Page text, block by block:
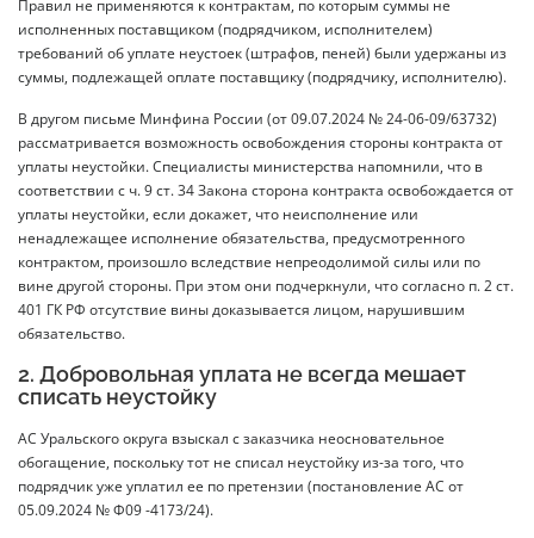
Правил не применяются к контрактам, по которым суммы не
исполненных поставщиком (подрядчиком, исполнителем)
требований об уплате неустоек (штрафов, пеней) были удержаны из
суммы, подлежащей оплате поставщику (подрядчику, исполнителю).
В другом письме Минфина России (от 09.07.2024 № 24-06-09/63732)
рассматривается возможность освобождения стороны контракта от
уплаты неустойки. Специалисты министерства напомнили, что в
соответствии с ч. 9 ст. 34 Закона сторона контракта освобождается от
уплаты неустойки, если докажет, что неисполнение или
ненадлежащее исполнение обязательства, предусмотренного
контрактом, произошло вследствие непреодолимой силы или по
вине другой стороны. При этом они подчеркнули, что согласно п. 2 ст.
401 ГК РФ отсутствие вины доказывается лицом, нарушившим
обязательство.
2. Добровольная уплата не всегда мешает
списать неустойку
АС Уральского округа взыскал с заказчика неосновательное
обогащение, поскольку тот не списал неустойку из-за того, что
подрядчик уже уплатил ее по претензии (постановление АС от
05.09.2024 № Ф09 -4173/24).